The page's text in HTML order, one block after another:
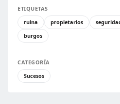
ETIQUETAS
ruina
propietarios
burgos
CATEGORÍA
Sucesos